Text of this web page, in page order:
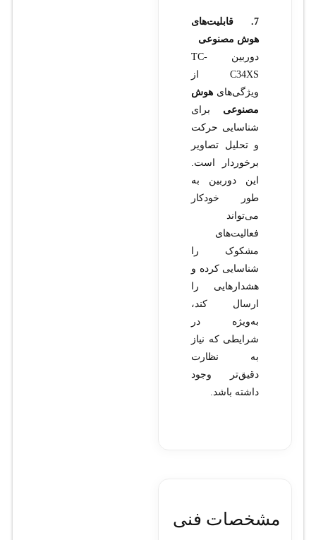
7. قابلیت‌های
هوش مصنوعی
دوربین TC-
C34XS از
ویژگی‌های هوش
مصنوعی برای
شناسایی حرکت
و تحلیل تصاویر
برخوردار است.
این دوربین به
طور خودکار
می‌تواند
فعالیت‌های
مشکوک را
شناسایی کرده و
هشدارهایی را
ارسال کند،
به‌ویژه در
شرایطی که نیاز
به نظارت
دقیق‌تر وجود
داشته باشد.
مشخصات فنی